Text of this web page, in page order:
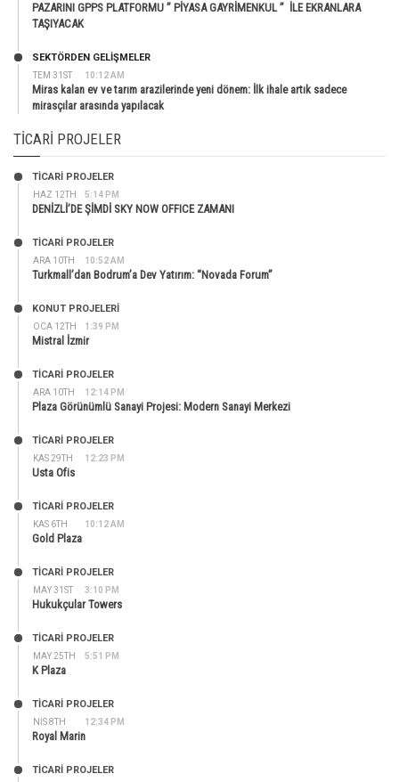
PAZARINI GPPS PLATFORMU ” PİYASA GAYRİMENKUL ” İLE EKRANLARA
TAŞIYACAK
TEM 31ST 10:12 AM
SEKTÖRDEN GELIŞMELER
Miras kalan ev ve tarım arazilerinde yeni dönem: İlk ihale artık sadece
mirasçılar arasında yapılacak
TICARI PROJELER
HAZ 12TH 5:14 PM
TİCARİ PROJELER
DENİZLİ’DE ŞİMDİ SKY NOW OFFICE ZAMANI
ARA 10TH 10:52 AM
TİCARİ PROJELER
Turkmall’dan Bodrum’a Dev Yatırım: “Novada Forum”
OCA 12TH 1:39 PM
KONUT PROJELERI
Mistral İzmir
ARA 10TH 12:14 PM
TİCARİ PROJELER
Plaza Görünümlü Sanayi Projesi: Modern Sanayi Merkezi
KAS 29TH 12:23 PM
TİCARİ PROJELER
Usta Ofis
KAS 6TH 10:12 AM
TİCARİ PROJELER
Gold Plaza
MAY 31ST 3:10 PM
TİCARİ PROJELER
Hukukçular Towers
MAY 25TH 5:51 PM
TİCARİ PROJELER
K Plaza
NIS 8TH 12:34 PM
TİCARİ PROJELER
Royal Marin
TİCARİ PROJELER